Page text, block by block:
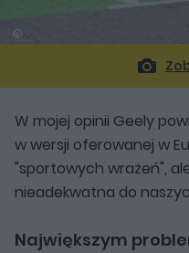
W mojej opinii Geely
w wersji oferowanej w
"sportowych wrażeń",
nieadekwatna do
Największym